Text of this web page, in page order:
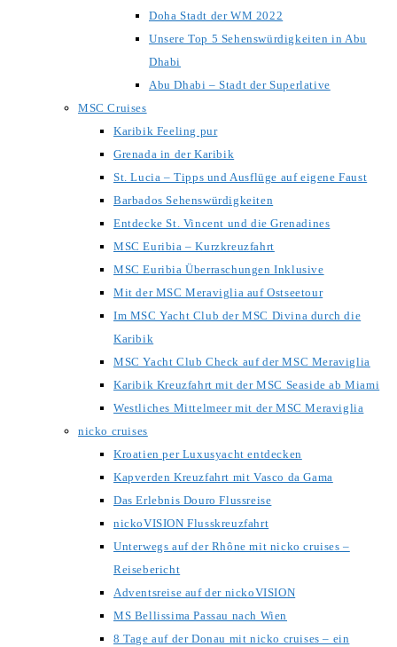
Doha Stadt der WM 2022
Unsere Top 5 Sehenswürdigkeiten in Abu
Dhabi
Abu Dhabi – Stadt der Superlative
MSC Cruises
Karibik Feeling pur
Grenada in der Karibik
St. Lucia – Tipps und Ausflüge auf eigene Faust
Barbados Sehenswürdigkeiten
Entdecke St. Vincent und die Grenadines
MSC Euribia – Kurzkreuzfahrt
MSC Euribia Überraschungen Inklusive
Mit der MSC Meraviglia auf Ostseetour
Im MSC Yacht Club der MSC Divina durch die
Karibik
MSC Yacht Club Check auf der MSC Meraviglia
Karibik Kreuzfahrt mit der MSC Seaside ab Miami
Westliches Mittelmeer mit der MSC Meraviglia
nicko cruises
Kroatien per Luxusyacht entdecken
Kapverden Kreuzfahrt mit Vasco da Gama
Das Erlebnis Douro Flussreise
nickoVISION Flusskreuzfahrt
Unterwegs auf der Rhône mit nicko cruises –
Reisebericht
Adventsreise auf der nickoVISION
MS Bellissima Passau nach Wien
8 Tage auf der Donau mit nicko cruises – ein